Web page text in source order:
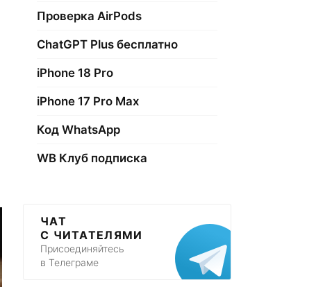
Проверка AirPods
ChatGPT Plus бесплатно
iPhone 18 Pro
iPhone 17 Pro Max
Код WhatsApp
WB Клуб подписка
ЧАТ
С ЧИТАТЕЛЯМИ
Присоединяйтесь
в Телеграме